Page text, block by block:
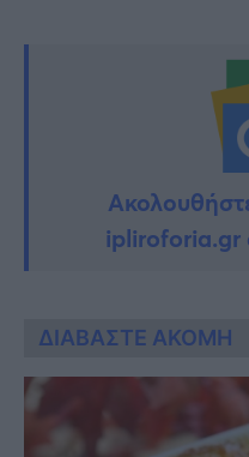
ipliroforia.gr
ΔΙΑΒΑΣΤΕ ΑΚΟΜΗ